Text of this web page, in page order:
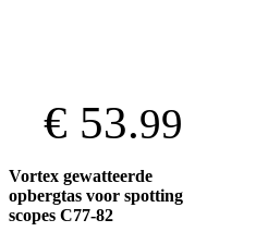
€ 53.99
Vortex gewatteerde
opbergtas voor spotting
scopes C77-82